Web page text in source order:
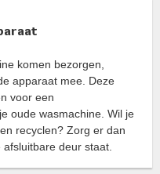
komen bezorgen,
apparaat mee. Deze
voor een
oude wasmachine. Wil je
recyclen? Zorg er dan
deur staat.